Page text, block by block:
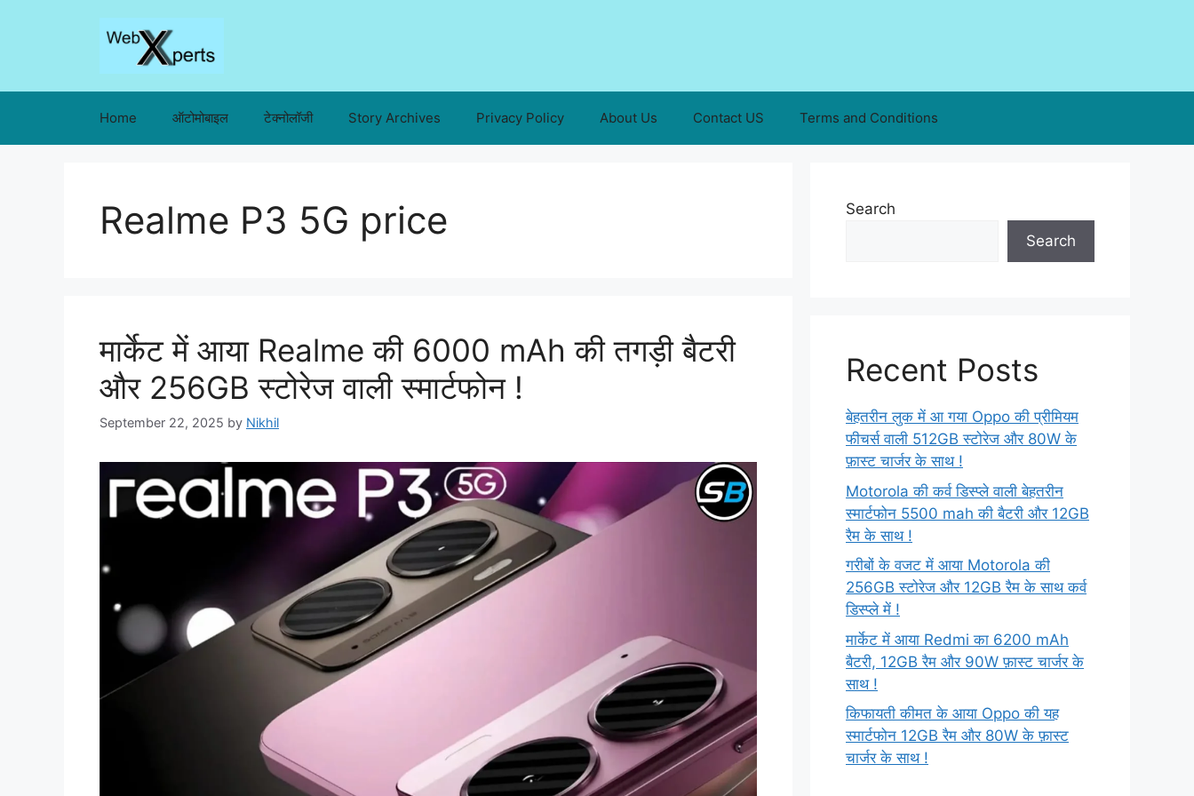
Home ऑटोमोबाइल टेक्नोलॉजी Story Archives Privacy Policy About Us Contact US Terms and Conditions
Realme P3 5G price
मार्केट में आया Realme की 6000 mAh की तगड़ी बैटरी
और 256GB स्टोरेज वाली स्मार्टफोन !
September 22, 2025 by Nikhil
Search
Search
Recent Posts
बेहतरीन लुक में आ गया Oppo की प्रीमियम
फीचर्स वाली 512GB स्टोरेज और 80W के
फ़ास्ट चार्जर के साथ !
Motorola की कर्व डिस्प्ले वाली बेहतरीन
स्मार्टफोन 5500 mah की बैटरी और 12GB
रैम के साथ !
गरीबों के वजट में आया Motorola की
256GB स्टोरेज और 12GB रैम के साथ कर्व
डिस्प्ले में !
मार्केट में आया Redmi का 6200 mAh
बैटरी, 12GB रैम और 90W फ़ास्ट चार्जर के
साथ !
किफायती कीमत के आया Oppo की यह
स्मार्टफोन 12GB रैम और 80W के फ़ास्ट
चार्जर के साथ !